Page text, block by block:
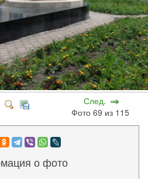
След.
Фото 69 из 115
о фото